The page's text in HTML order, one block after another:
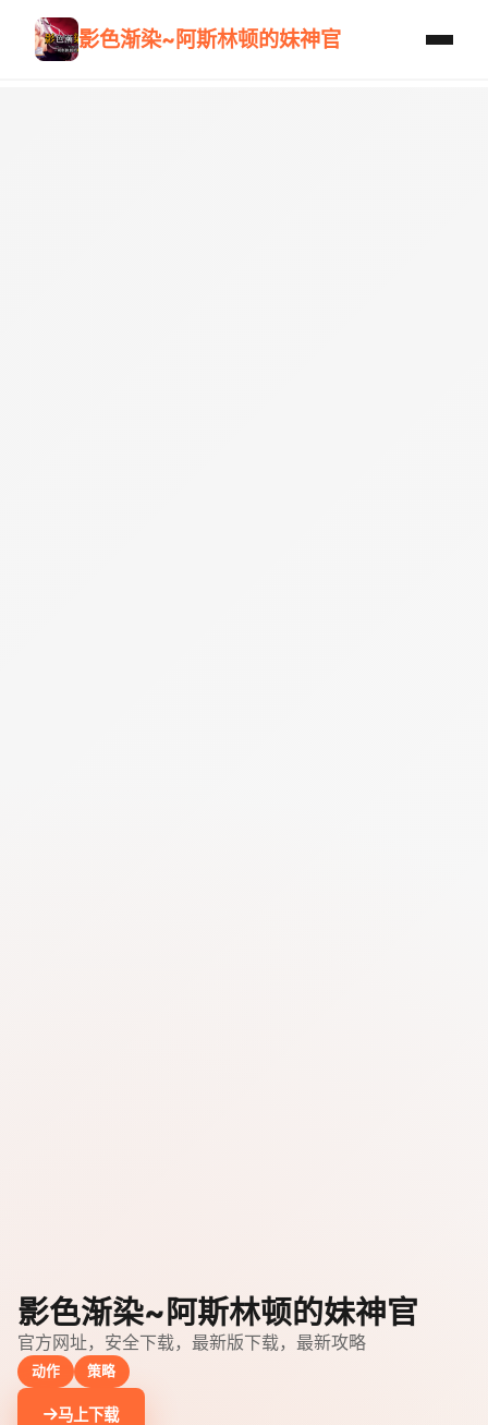
影色渐染~阿斯林顿的妹神官
影色渐染~阿斯林顿的妹神官
官方网址，安全下载，最新版下载，最新攻略
动作 策略
马上下载